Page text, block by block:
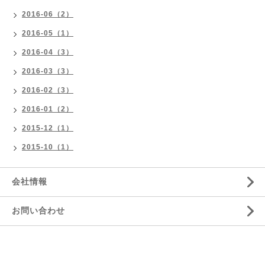
2016-06（2）
2016-05（1）
2016-04（3）
2016-03（3）
2016-02（3）
2016-01（2）
2015-12（1）
2015-10（1）
会社情報
お問い合わせ